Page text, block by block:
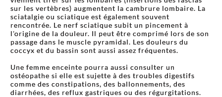
sur les vertèbres) augmentent la cambrure lombaire. La
sciatalgie ou sciatique est également souvent
rencontrée. Le nerf sciatique subit un pincement à
l'origine de la douleur. Il peut être comprimé lors de son
passage dans le muscle pyramidal. Les douleurs du
coccyx et du bassin sont aussi assez fréquentes.
Une femme enceinte pourra aussi consulter un
ostéopathe si elle est sujette à des troubles digestifs
comme des constipations, des ballonnements, des
diarrhées, des reflux gastriques ou des régurgitations.